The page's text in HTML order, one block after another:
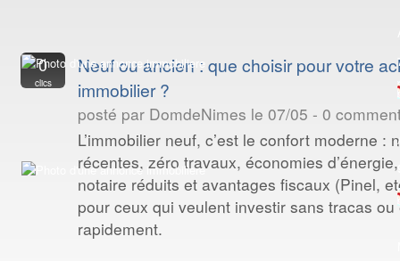
0
clics
Neuf ou ancien : que choisir pour votre
immobilier ?
posté par DomdeNimes le 07/05 - 0
L’immobilier neuf, c’est le confort moderne :
récentes, zéro travaux, économies
notaire réduits et avantages fiscaux (Pinel,
pour ceux qui veulent investir sans tracas
rapidement.